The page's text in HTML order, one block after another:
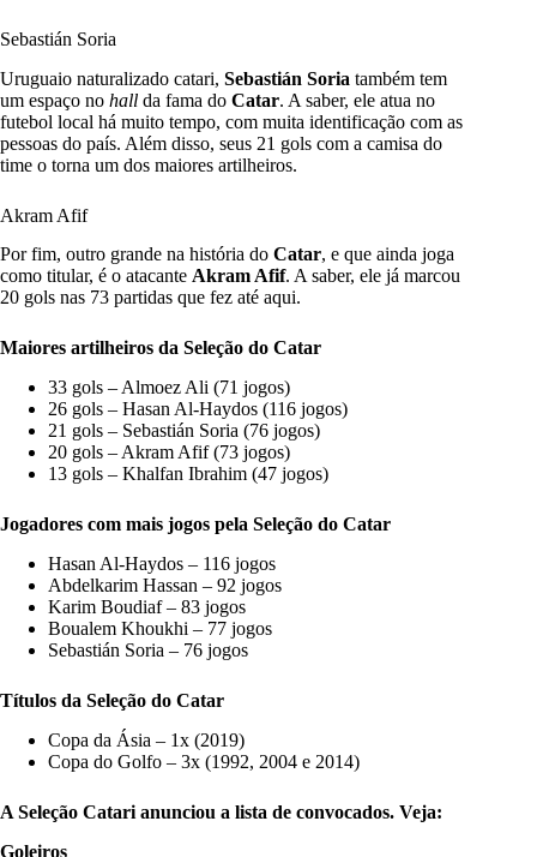
Sebastián Soria
Uruguaio naturalizado catari, Sebastián Soria também tem
um espaço no hall da fama do Catar. A saber, ele atua no
futebol local há muito tempo, com muita identificação com as
pessoas do país. Além disso, seus 21 gols com a camisa do
time o torna um dos maiores artilheiros.
Akram Afif
Por fim, outro grande na história do Catar, e que ainda joga
como titular, é o atacante Akram Afif. A saber, ele já marcou
20 gols nas 73 partidas que fez até aqui.
Maiores artilheiros da Seleção do Catar
33 gols – Almoez Ali (71 jogos)
26 gols – Hasan Al-Haydos (116 jogos)
21 gols – Sebastián Soria (76 jogos)
20 gols – Akram Afif (73 jogos)
13 gols – Khalfan Ibrahim (47 jogos)
Jogadores com mais jogos pela Seleção do Catar
Hasan Al-Haydos – 116 jogos
Abdelkarim Hassan – 92 jogos
Karim Boudiaf – 83 jogos
Boualem Khoukhi – 77 jogos
Sebastián Soria – 76 jogos
Títulos da Seleção do Catar
Copa da Ásia – 1x (2019)
Copa do Golfo – 3x (1992, 2004 e 2014)
A Seleção Catari anunciou a lista de convocados. Veja:
Goleiros